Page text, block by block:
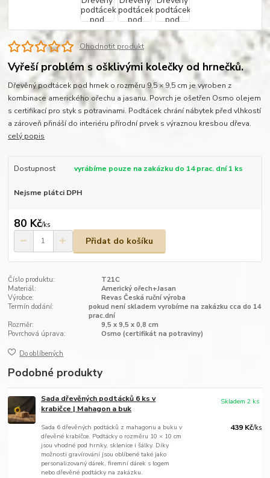
Ohodnotit produkt
Vyřeší problém s ošklivými kolečky od hrnečků.
Dřevěný podtácek pod hrnek o rozměru 9,5 × 9,5 cm je vyroben z
kombinace amerického ořechu a jasanu. Povrch je ošetřen Osmo olejem
s certifikací pro styk s potravinami. Podtácek chrání nábytek před vlhkostí
a zároveň přináší do interiéru přírodní prvek s výraznou kresbou dřeva.
celý popis
Dostupnost vyrábíme pouze na zakázku do 14 prac. dní 1 ks
Nejsme plátci DPH
80 Kč/ks
Přidat do košíku
Číslo produktu:
T21C
Materiál:
Americký ořech+Jasan
Výrobce:
Revas Česká ruční výroba
Termín dodání:
pokud není skladem vyrobíme na zakázku cca do 14
prac.dní
Rozměr:
9,5 x 9,5 x 0,8 cm
Povrchová úprava:
Osmo (certifikát na potraviny)
Do oblíbených
Podobné produkty
Sada dřevěných podtácků 6 ks v
krabičce | Mahagon a buk
Sada 6 dřevěných podtácků z mahagonu a buku v
dřevěné krabičce. Podtácky o rozměru 10 × 10 cm
jsou vhodné pod hrnky, sklenice i šálky. Díky
možnosti gravírování jsou oblíbené také jako
personalizovaný dárek, firemní dárek s logem
nebo dřevěné podtácky na zakázku.
439 Kč/ks
Skladem 2 ks